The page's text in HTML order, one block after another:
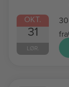
OKT.
31
LØR.
fra